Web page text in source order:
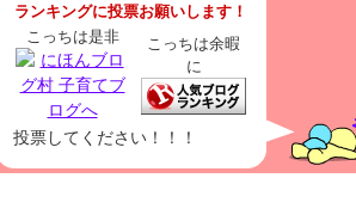
ランキングに投票お願いします！
こっちは是非
こっちは余暇
に
投票してください！！！